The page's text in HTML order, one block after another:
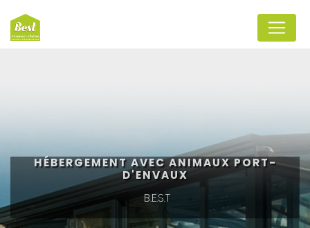
HÉBERGEMENT AVEC ANIMAUX PORT-
D'ENVAUX
B.E.S.T